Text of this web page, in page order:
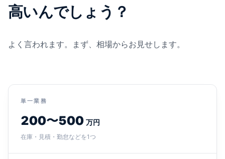
高いんでしょう？
よく言われます。まず、相場からお見せします。
単一業務
200〜500 万円
在庫・見積・勤怠などを1つ